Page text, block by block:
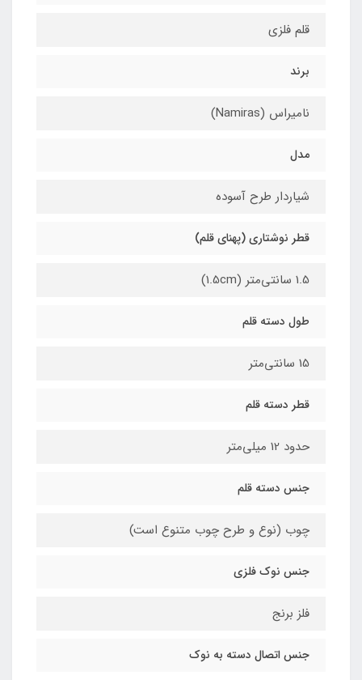
قلم فلزی
برند
نامیراس (Namiras)
مدل
شیاردار طرح آسوده
قطر نوشتاری (پهنای قلم)
1.5 سانتی‌متر (1.5cm)
طول دسته قلم
15 سانتی‌متر
قطر دسته قلم
حدود 12 میلی‌متر
جنس دسته قلم
چوب (نوع و طرح چوب متنوع است)
جنس نوک فلزی
فلز برنج
جنس اتصال دسته به نوک